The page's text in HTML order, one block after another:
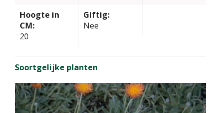
Hoogte in
CM:
20
Giftig:
Nee
Soortgelijke planten